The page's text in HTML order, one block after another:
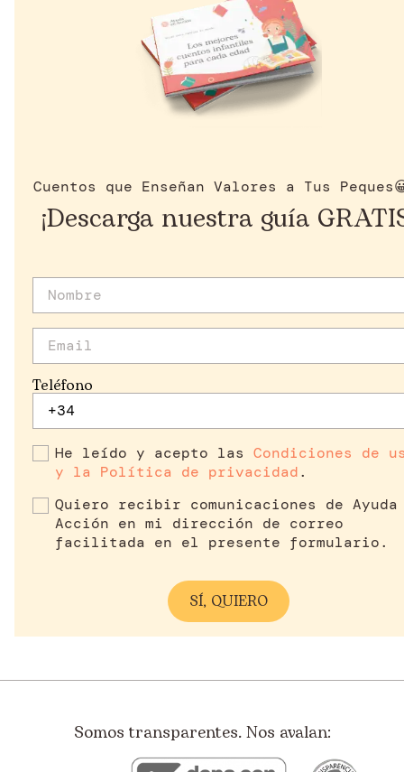
Ayuda Humanitaria
Derechos Humanos
España
Infancia
Mujer
Solidaridad
Sostenibilidad
Cuentos que Enseñan Valores a Tus
¡Descarga nuestra guía
Teléfono
He leído y acepto las Condiciones de
y la Política de privacidad.
Quiero recibir comunicaciones de Ayuda
Acción en mi dirección de correo
facilitada en el presente formulario.
Somos transparentes. Nos avalan: